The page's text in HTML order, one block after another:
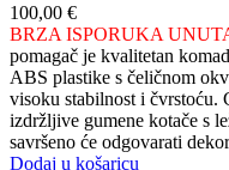
100,00 €
BRZA ISPORUKA
pomagač je kvalitetan
ABS plastike s čeličnom
visoku stabilnost i čvrstoću.
izdržljive gumene kotače s
savršeno će odgovarati
Dodaj u košaricu